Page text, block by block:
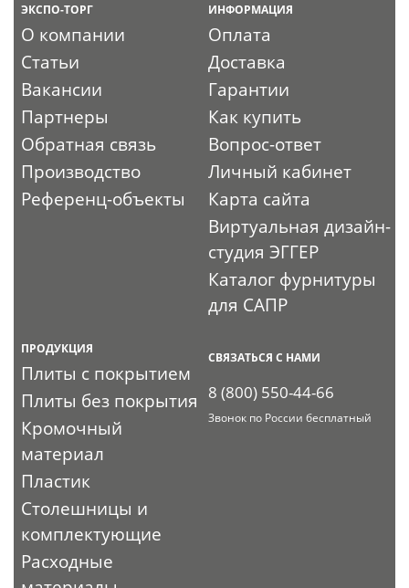
ЭКСПО-ТОРГ
О компании
Статьи
Вакансии
Партнеры
Обратная связь
Производство
Референц-объекты
ИНФОРМАЦИЯ
Оплата
Доставка
Гарантии
Как купить
Вопрос-ответ
Личный кабинет
Карта сайта
Виртуальная дизайн-
студия ЭГГЕР
Каталог фурнитуры
для САПР
ПРОДУКЦИЯ
Плиты с покрытием
Плиты без покрытия
Кромочный
материал
Пластик
Столешницы и
комплектующие
Расходные
СВЯЗАТЬСЯ С НАМИ
8 (800) 550-44-66
Звонок по России бесплатный